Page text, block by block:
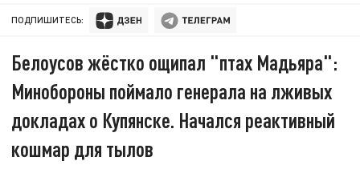
ПОДПИШИТЕСЬ:
Белоусов жёстко ощипал "птах Мадьяра":
Минобороны поймало генерала на лживых
докладах о Купянске. Начался реактивный
кошмар для тылов